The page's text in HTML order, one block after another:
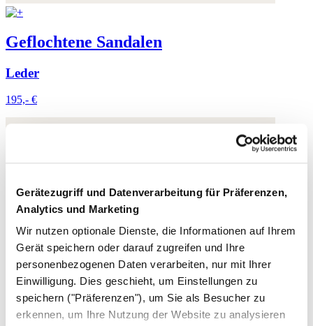
Gerätezugriff und Datenverarbeitung für Präferenzen,
Analytics und Marketing
Wir nutzen optionale Dienste, die Informationen auf Ihrem
Gerät speichern oder darauf zugreifen und Ihre
personenbezogenen Daten verarbeiten, nur mit Ihrer
Einwilligung. Dies geschieht, um Einstellungen zu
speichern ("Präferenzen"), um Sie als Besucher zu
erkennen, um Ihre Nutzung der Website zu analysieren
Geflochtene Sandalen
Leder
195,- €